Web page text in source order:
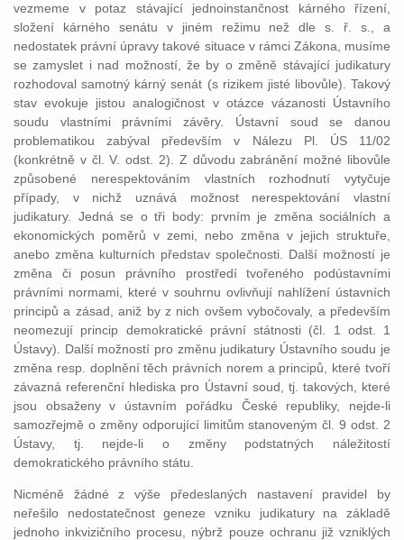
vezmeme v potaz stávající jednoinstančnost kárného řízení,
složení kárného senátu v jiném režimu než dle s. ř. s., a
nedostatek právní úpravy takové situace v rámci Zákona, musíme
se zamyslet i nad možností, že by o změně stávající judikatury
rozhodoval samotný kárný senát (s rizikem jisté libovůle). Takový
stav evokuje jistou analogičnost v otázce vázanosti Ústavního
soudu vlastními právními závěry. Ústavní soud se danou
problematikou zabýval především v Nálezu Pl. ÚS 11/02
(konkrétně v čl. V. odst. 2). Z důvodu zabránění možné libovůle
způsobené nerespektováním vlastních rozhodnutí vytyčuje
případy, v nichž uznává možnost nerespektování vlastní
judikatury. Jedná se o tři body: prvním je změna sociálních a
ekonomických poměrů v zemi, nebo změna v jejich struktuře,
anebo změna kulturních představ společnosti. Další možností je
změna či posun právního prostředí tvořeného podústavními
právními normami, které v souhrnu ovlivňují nahlížení ústavních
principů a zásad, aniž by z nich ovšem vybočovaly, a především
neomezují princip demokratické právní státnosti (čl. 1 odst. 1
Ústavy). Další možností pro změnu judikatury Ústavního soudu je
změna resp. doplnění těch právních norem a principů, které tvoří
závazná referenční hlediska pro Ústavní soud, tj. takových, které
jsou obsaženy v ústavním pořádku České republiky, nejde-li
samozřejmě o změny odporující limitům stanoveným čl. 9 odst. 2
Ústavy, tj. nejde-li o změny podstatných náležitostí
demokratického právního státu.
Nicméně žádné z výše předeslaných nastavení pravidel by
neřešilo nedostatečnost geneze vzniku judikatury na základě
jednoho inkvizičního procesu, nýbrž pouze ochranu již vzniklých